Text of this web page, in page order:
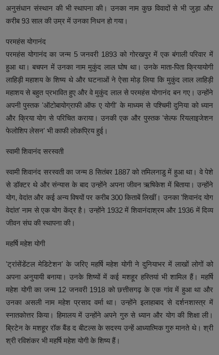
अनुसंधान संस्थान की भी स्थापना की। उनका नाम कुछ विवादों से भी जुड़ा और
करीब 93 साल की उम्र में उनका निधन हो गया।
परमहंस योगानंद
परमहंस योगानंद का जन्म 5 जनवरी 1893 को गोरखपुर में एक बंगाली परिवार में
हुआ था। बचपन में उनका नाम मुकुंद लाल घोष था। उनके माता-पिता क्रियायोगी
लाहिड़ी महाशय के शिष्य थे और घटनाओं ने ऐसा मोड़ लिया कि मुकुंद लाल लाहिड़ी
महाशय से बहुत प्रभावित हुए और वे मुकुंद लाल से परमहंस योगानंद बन गए। उन्होंने
अपनी पुस्तक 'ऑटोबायोग्राफी ऑफ ए योगी' के माध्यम से पश्चिमी दुनिया को ध्यान
और क्रिया योग से परिचित कराया। उनकी एक और पुस्तक 'सेल्फ रियलाइजेशन
फेलोशिप लेसन' भी काफी लोकप्रिय हुई।
स्वामी शिवानंद सरस्वती
स्वामी शिवानंद सरस्वती का जन्म 8 सितंबर 1887 को तमिलनाडु में हुआ था। वे पेशे
से डॉक्टर थे और संन्यास के बाद उन्होंने अपना जीवन ऋषिकेश में बिताया। उन्होंने
योग, वेदांत और कई अन्य विषयों पर करीब 300 किताबें लिखीं। उनका 'शिवानंद योग
वेदांत' नाम से एक योग केंद्र है। उन्होंने 1932 में शिवानंदाश्रम और 1936 में दिव्य
जीवन संघ की स्थापना की।
महर्षि महेश योगी
'ट्रांसेंडेंटल मेडिटेशन' के जरिए महर्षि महेश योगी ने दुनियाभर में लाखों लोगों को
अपना अनुयायी बनाया। उनके शिष्यों में कई मशहूर हस्तियां भी शामिल हैं। महर्षि
महेश योगी का जन्म 12 जनवरी 1918 को छत्तीसगढ़ के एक गांव में हुआ था और
उनका असली नाम महेश प्रसाद वर्मा था। उन्होंने इलाहाबाद से दर्शनशास्त्र में
स्नातकोत्तर किया। हिमालय में उन्होंने अपने गुरु से ध्यान और योग की शिक्षा ली।
ब्रिटेन के मशहूर रॉक बैंड द बीटल्स के सदस्य उन्हें आध्यात्मिक गुरु मानते थे। श्री
श्री रविशंकर भी महर्षि महेश योगी के शिष्य हैं।